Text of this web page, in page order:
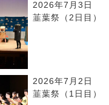
2026年7月3日
韮葉祭（2日目）
2026年7月2日
韮葉祭（1日目）